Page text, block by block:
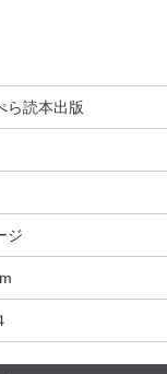
ら読本出版
ジ